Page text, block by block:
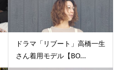
ドラマ「リブート」高橋一生
さん着用モデル【BO...